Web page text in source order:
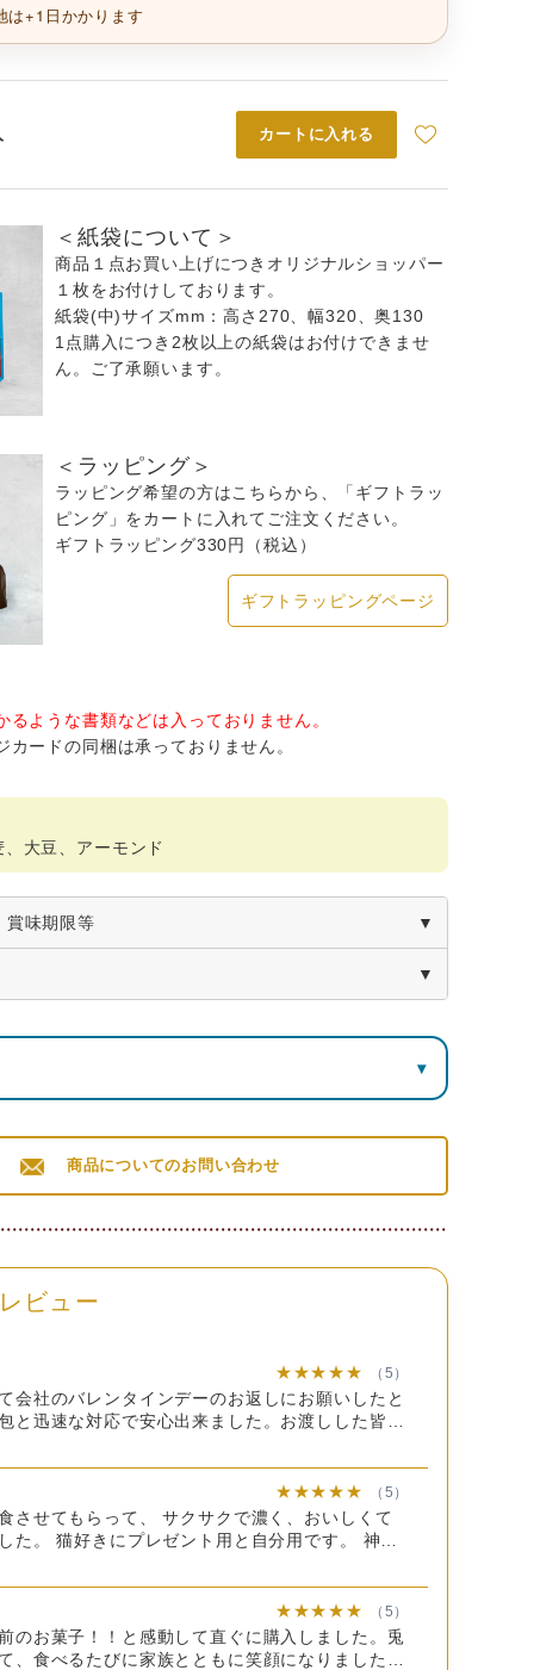
は+1日かかります
カートに入れる
＜紙袋について＞
商品１点お買い上げにつきオリジナルショッパー
１枚をお付けしております。
紙袋(中)サイズmm：高さ270、幅320、奥130
1点購入につき2枚以上の紙袋はお付けできませ
ん。ご了承願います。
＜ラッピング＞
ラッピング希望の方はこちらから、「ギフトラッ
ピング」をカートに入れてご注文ください。
ギフトラッピング330円（税込）
ギフトラッピングページ
ような書類などは入っておりません。
カードの同梱は承っておりません。
大豆、アーモンド
賞味期限等
縦210×横115×高さ55mm
糖、脱脂粉乳）、小麦粉、食用精製加工油脂、砂
ナッツ、ココアパウダー、アーモンド、ココアバ
黄（卵を含む）、ピスタチオ、アーモンドパウダ
（イヌリン）、食塩、脱脂粉乳／トレハロース、
▾
商品についてのお問い合わせ
ビュー
★★★★★ （5）
会社のバレンタインデーのお返しにお願いしたと
と迅速な対応で安心出来ました。お渡しした皆さ
ます。
★★★★★
（5）
させてもらって、 サクサクで濃く、おいしくて
た。 猫好きにプレゼント用と自分用です。 神戸
★★★★★ （5）
のお菓子！！と感動して直ぐに購入しました。兎
、食べるたびに家族とともに笑顔になりました。